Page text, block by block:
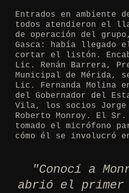
Entrados en ambiente
todos atendieron el
de operación del
Gasca: había llegado el
cortar el listón.
Lic. Renán Barrera,
Municipal de Mérida,
Lic. Fernanda Molina
del Gobernador del
Vila, los socios Jorge
Roberto Monroy. El Sr.
tomado el micrófono
cómo él se involucró
"Conocí a
abrió el primer